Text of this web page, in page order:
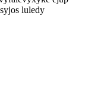
luledy